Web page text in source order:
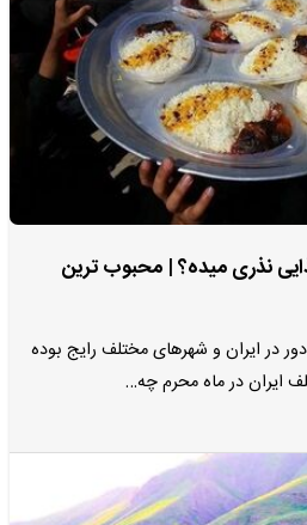
نذری میده؟ | محبوب ترین
در ایران و شهرهای مختلف رایج بوده
ایران در ماه محرم چه…